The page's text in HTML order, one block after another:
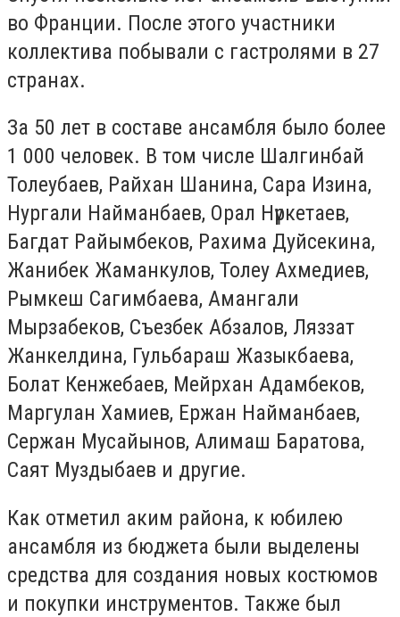
во Франции. После этого участники
коллектива побывали с гастролями в 27
странах.
За 50 лет в составе ансамбля было более
1 000 человек. В том числе Шалгинбай
Толеубаев, Райхан Шанина, Сара Изина,
Нургали Найманбаев, Орал Нүркетаев,
Багдат Райымбеков, Рахима Дуйсекина,
Жанибек Жаманкулов, Толеу Ахмедиев,
Рымкеш Сагимбаева, Амангали
Мырзабеков, Съезбек Абзалов, Ляззат
Жанкелдина, Гульбараш Жазыкбаева,
Болат Кенжебаев, Мейрхан Адамбеков,
Маргулан Хамиев, Ержан Найманбаев,
Сержан Мусайынов, Алимаш Баратова,
Саят Муздыбаев и другие.
Как отметил аким района, к юбилею
ансамбля из бюджета были выделены
средства для создания новых костюмов
и покупки инструментов. Также был